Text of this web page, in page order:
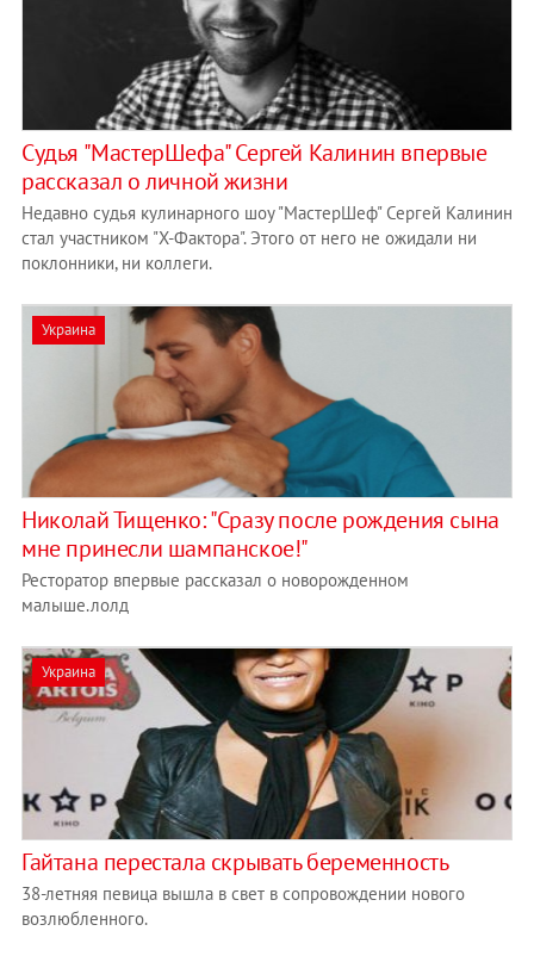
Cудья "МастерШефа" Сергей Калинин впервые
рассказал о личной жизни
Недавно судья кулинарного шоу "МастерШеф" Сергей Калинин
стал участником "Х-Фактора". Этого от него не ожидали ни
поклонники, ни коллеги.
Украина
Николай Тищенко: "Сразу после рождения сына
мне принесли шампанское!"
Ресторатор впервые рассказал о новорожденном
малыше.лолд
Украина
Гайтана перестала скрывать беременность
38-летняя певица вышла в свет в сопровождении нового
возлюбленного.